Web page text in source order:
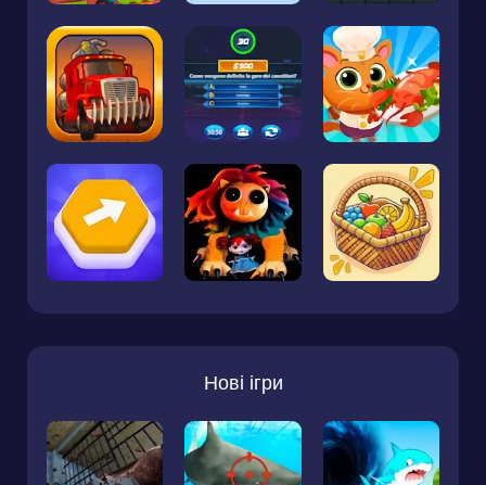
Нові ігри